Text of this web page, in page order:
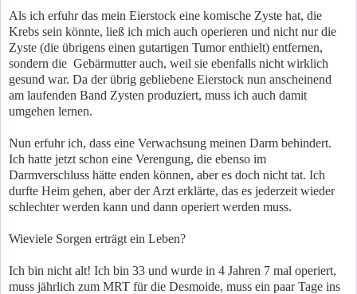
Als ich erfuhr das mein Eierstock eine komische Zyste hat, die
Krebs sein könnte, ließ ich mich auch operieren und nicht nur die
Zyste (die übrigens einen gutartigen Tumor enthielt) entfernen,
sondern die Gebärmutter auch, weil sie ebenfalls nicht wirklich
gesund war. Da der übrig gebliebene Eierstock nun anscheinend
am laufenden Band Zysten produziert, muss ich auch damit
umgehen lernen.
Nun erfuhr ich, dass eine Verwachsung meinen Darm behindert.
Ich hatte jetzt schon eine Verengung, die ebenso im
Darmverschluss hätte enden können, aber es doch nicht tat. Ich
durfte Heim gehen, aber der Arzt erklärte, das es jederzeit wieder
schlechter werden kann und dann operiert werden muss.
Wieviele Sorgen erträgt ein Leben?
Ich bin nicht alt! Ich bin 33 und wurde in 4 Jahren 7 mal operiert,
muss jährlich zum MRT für die Desmoide, muss ein paar Tage ins